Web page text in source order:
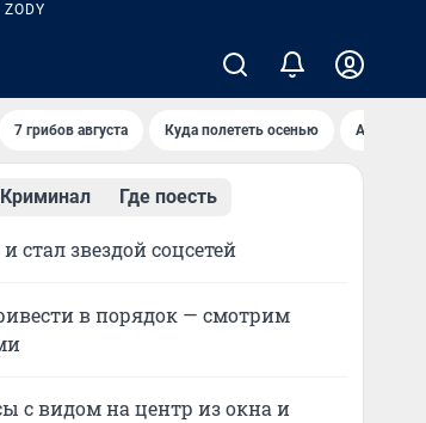
ZODY
7 грибов августа Куда полететь осенью Афиша на
Криминал Где поесть
стал звездой соцсетей
в порядок — смотрим
с видом на центр из окна и